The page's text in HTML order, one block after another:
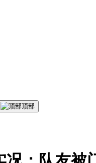
顶部